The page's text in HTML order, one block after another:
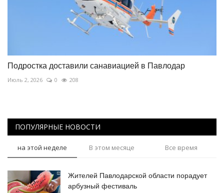
Подростка доставили санавиацией в Павлодар
Июль 2, 2026 0 208
ПОПУЛЯРНЫЕ НОВОСТИ
на этой неделе В этом месяце Все время
Жителей Павлодарской области порадует
арбузный фестиваль